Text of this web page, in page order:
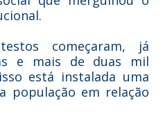
começaram, já
e mais de duas mil
está instalada uma
população em relação